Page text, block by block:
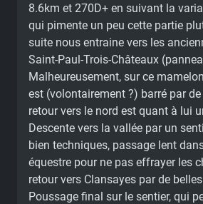
8.6km et 270D+ en suivant la
qui pimente un peu cette partie
suite nous entraine vers les
Saint-Paul-Trois-Châteaux
Malheureusement, sur ce
est (volontairement ?) barré par
retour vers le nord est quant à lui
Descente vers la vallée par un
bien techniques, passage lent
équestre pour ne pas effrayer les
retour vers Clansayes par de
Poussage final sur le sentier, qui